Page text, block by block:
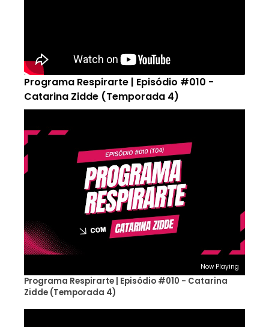
Programa Respirarte | Episódio #010 -
Catarina Zidde (Temporada 4)
Now Playing
Programa Respirarte | Episódio #010 - Catarina
Zidde (Temporada 4)